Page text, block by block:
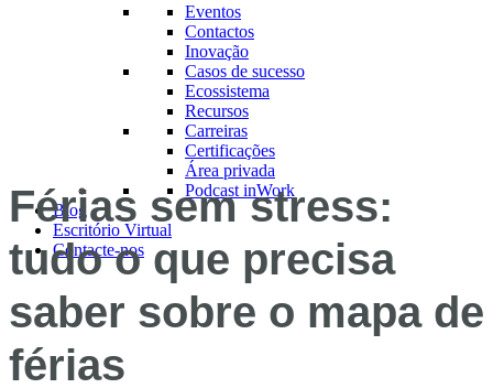
Eventos
Contactos
Inovação
Casos de sucesso
Ecossistema
Recursos
Carreiras
Certificações
Área privada
Podcast inWork
Blog
Escritório Virtual
Contacte-nos
Férias sem stress:
tudo o que precisa
saber sobre o mapa de
férias